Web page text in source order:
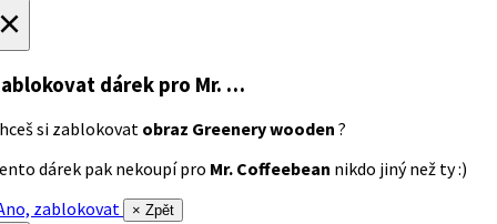
dárek pro Mr. …
si zablokovat obraz Greenery wooden ?
dárek pak nekoupí pro Mr. Coffeebean nikdo jiný než ty :)
zablokovat
× Zpět